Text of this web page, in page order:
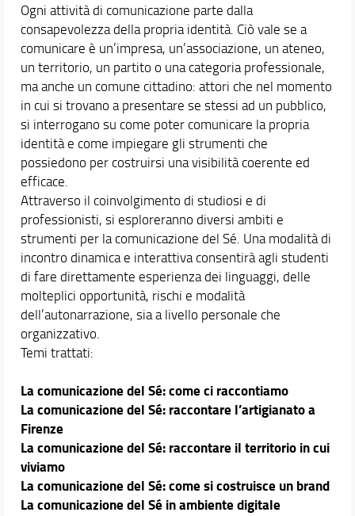
Ogni attività di comunicazione parte dalla
consapevolezza della propria identità. Ciò vale se a
comunicare è un’impresa, un’associazione, un ateneo,
un territorio, un partito o una categoria professionale,
ma anche un comune cittadino: attori che nel momento
in cui si trovano a presentare se stessi ad un pubblico,
si interrogano su come poter comunicare la propria
identità e come impiegare gli strumenti che
possiedono per costruirsi una visibilità coerente ed
efficace.
Attraverso il coinvolgimento di studiosi e di
professionisti, si esploreranno diversi ambiti e
strumenti per la comunicazione del Sé. Una modalità di
incontro dinamica e interattiva consentirà agli studenti
di fare direttamente esperienza dei linguaggi, delle
molteplici opportunità, rischi e modalità
dell’autonarrazione, sia a livello personale che
organizzativo.
Temi trattati:
La comunicazione del Sé: come ci raccontiamo
La comunicazione del Sé: raccontare l’artigianato a
Firenze
La comunicazione del Sé: raccontare il territorio in cui
viviamo
La comunicazione del Sé: come si costruisce un brand
La comunicazione del Sé in ambiente digitale